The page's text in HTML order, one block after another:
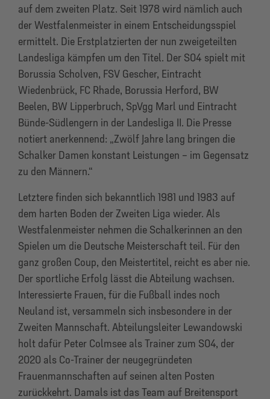
auf dem zweiten Platz. Seit 1978 wird nämlich auch
der Westfalenmeister in einem Entscheidungsspiel
ermittelt. Die Erstplatzierten der nun zweigeteilten
Landesliga kämpfen um den Titel. Der S04 spielt mit
Borussia Scholven, FSV Gescher, Eintracht
Wiedenbrück, FC Rhade, Borussia Herford, BW
Beelen, BW Lipperbruch, SpVgg Marl und Eintracht
Bünde-Südlengern in der Landesliga II. Die Presse
notiert anerkennend: „Zwölf Jahre lang bringen die
Schalker Damen konstant Leistungen – im Gegensatz
zu den Männern.“
Letztere finden sich bekanntlich 1981 und 1983 auf
dem harten Boden der Zweiten Liga wieder. Als
Westfalenmeister nehmen die Schalkerinnen an den
Spielen um die Deutsche Meisterschaft teil. Für den
ganz großen Coup, den Meistertitel, reicht es aber nie.
Der sportliche Erfolg lässt die Abteilung wachsen.
Interessierte Frauen, für die Fußball indes noch
Neuland ist, versammeln sich insbesondere in der
Zweiten Mannschaft. Abteilungsleiter Lewandowski
holt dafür Peter Colmsee als Trainer zum S04, der
2020 als Co-Trainer der neugegründeten
Frauenmannschaften auf seinen alten Posten
zurückkehrt. Damals ist das Team auf Breitensport